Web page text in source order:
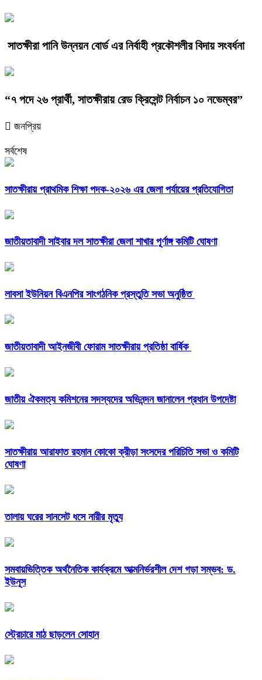
সাতক্ষীরা পানি উন্নয়ন বোর্ড এর নির্বাহী প্রকৌশলীর বিদায় সংবর্ধনা
“৭ পদে ২৬ প্রার্থী, সাতক্ষীরায় রেড ক্রিসেন্ট নির্বাচন ১০ নভেম্বর”
জনপ্রিয়
সর্বশেষ
সাতক্ষীরায় প্রাথমিক শিক্ষা পদক-২০২৬ এর জেলা পর্যায়ের প্রতিযোগিতা
জাতীয়তাবাদী সাইবার দল সাতক্ষীরা জেলা শাখার পূর্ণাঙ্গ কমিটি ঘোষণা
লাবসা ইউনিয়ন বিএনপির সাংগঠনিক প্রস্তুতি সভা অনুষ্ঠিত
জাতীয়তাবাদী আইনজীবী ফোরাম সাতক্ষীরায় প্রতিষ্ঠা বার্ষিক
জাতীয় ঐকমত্য কমিশনের সদস্যদের অভিনন্দন জানালেন প্রধান উপদেষ্টা
সাতক্ষীরায় আরাফাত রহমান কোকো ক্রীড়া সংসদের পরিচিতি সভা ও কমিটি
ঘোষণা
তালায় ঘরের সানসেট ধসে নারীর মৃত্যু
সমবায়ভিত্তিক অর্থনৈতিক কার্যক্রমে আত্মনির্ভরশীল দেশ গড়া সম্ভব: ড.
ইউনূস
স্ট্রেচারে মাঠ ছাড়লেন সোহান